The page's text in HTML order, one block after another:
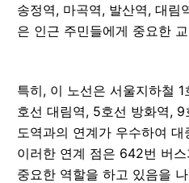
송정역, 마곡역, 발산역, 대림
은 인근 주민들에게 중요한
특히, 이 노선은 서울지하철
호선 대림역, 5호선 방화역,
도역과의 연계가 우수하여
이러한 연계 점은 642번 버
중요한 역할을 하고 있음을